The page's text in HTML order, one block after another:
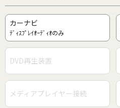
カーナビ
ﾃﾞｨｽﾌﾟﾚｲｵｰﾃﾞｨｵのみ
DVD再生装置
メディアプレイヤー接続